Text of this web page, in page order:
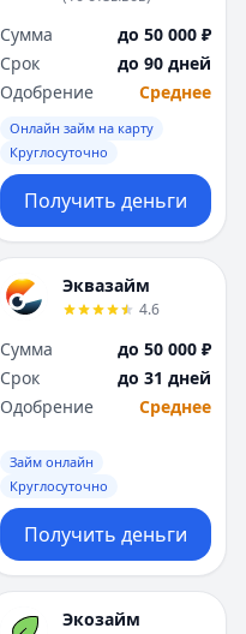
Сумма
до 50 000 ₽
Срок
до 90 дней
Одобрение
Среднее
Онлайн займ на карту
Круглосуточно
Получить деньги
Эквазайм
4.6
Сумма
до 50 000 ₽
Срок
до 31 дней
Одобрение
Среднее
Займ онлайн
Круглосуточно
Получить деньги
Экозайм